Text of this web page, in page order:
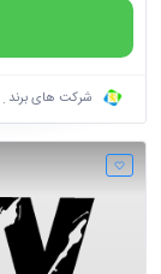
شرکت های برند